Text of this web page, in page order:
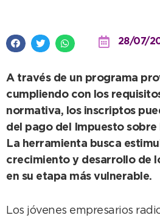
28/07/
A través de un programa
cumpliendo con los
normativa, los inscriptos
del pago del Impuesto sobre
La herramienta busca
crecimiento y desarrollo de
en su etapa más vulnerable.
Los jóvenes empresarios